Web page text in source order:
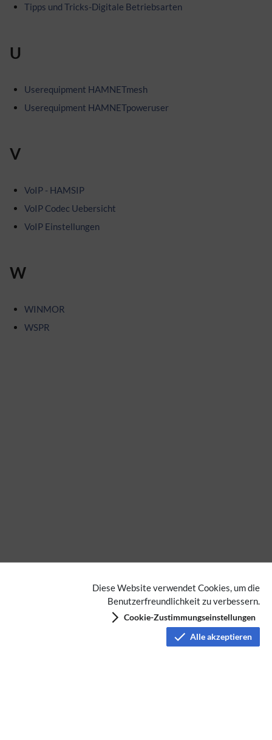
Diese Website verwendet Cookies, um die
Benutzerfreundlichkeit zu verbessern.
Cookie-Zustimmungseinstellungen
Alle akzeptieren
Tipps und Tricks-Digitale Betriebsarten
U
Userequipment HAMNETmesh
Userequipment HAMNETpoweruser
V
VoIP - HAMSIP
VoIP Codec Uebersicht
VoIP Einstellungen
W
WINMOR
WSPR